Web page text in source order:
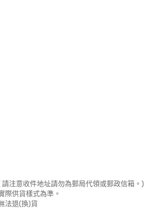
注意收件地址請勿為郵局代領或郵政信箱。)
際供貨樣式為準。
法退(換)貨